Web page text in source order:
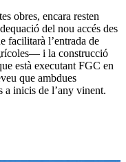
obres, encara resten
del nou accés des
facilitarà l’entrada de
i la construcció
està executant FGC en
que ambdues
a inicis de l’any vinent.